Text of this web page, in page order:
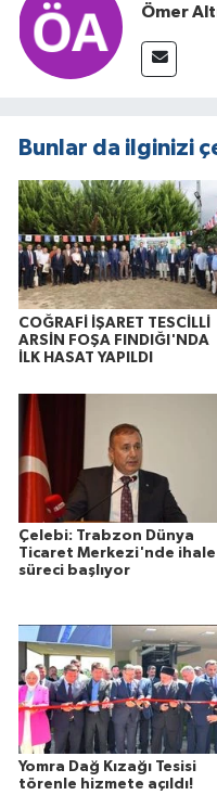
Ömer
Bunlar da ilginizi
COĞRAFİ İŞARET TESCİLLİ
ARSİN FOŞA FINDIĞI'NDA
İLK HASAT YAPILDI
Çelebi: Trabzon Dünya
Ticaret Merkezi'nde ihale
süreci başlıyor
Yomra Dağ Kızağı Tesisi
törenle hizmete açıldı!